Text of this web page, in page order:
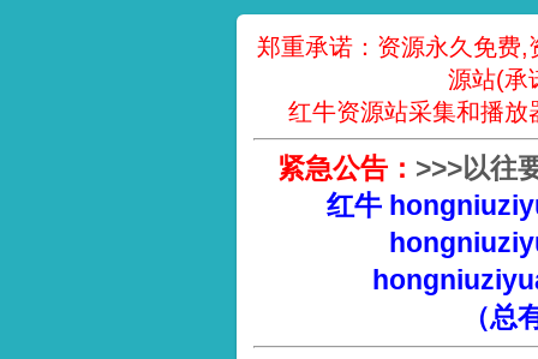
郑重承诺：资源永久免费
源站(承
红牛资源站采集和播放
紧急公告： >>>以往
红牛
（总